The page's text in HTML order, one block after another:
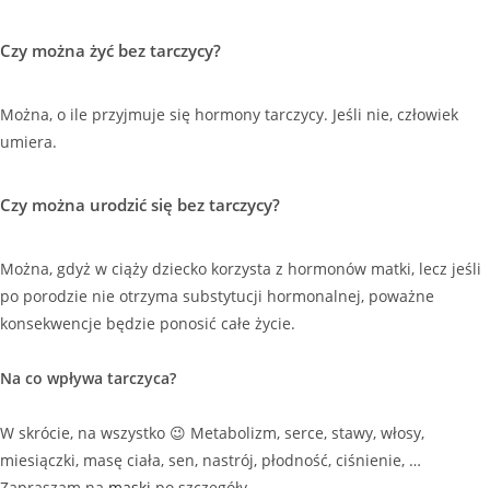
Czy można żyć bez tarczycy?
Można, o ile przyjmuje się hormony tarczycy. Jeśli nie, człowiek
umiera.
Czy można urodzić się bez tarczycy?
Można, gdyż w ciąży dziecko korzysta z hormonów matki, lecz jeśli
po porodzie nie otrzyma substytucji hormonalnej, poważne
konsekwencje będzie ponosić całe życie.
Na co wpływa tarczyca?
W skrócie, na wszystko 😉 Metabolizm, serce, stawy, włosy,
miesiączki, masę ciała, sen, nastrój, płodność, ciśnienie, …